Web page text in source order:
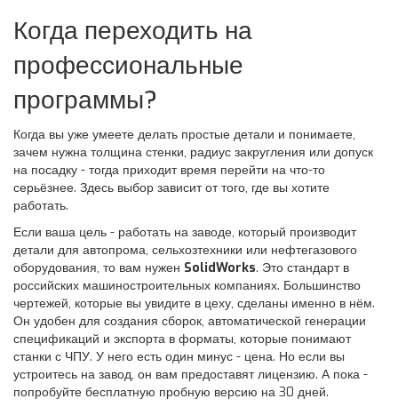
Когда переходить на
профессиональные
программы?
Когда вы уже умеете делать простые детали и понимаете,
зачем нужна толщина стенки, радиус закругления или допуск
на посадку - тогда приходит время перейти на что-то
серьёзнее. Здесь выбор зависит от того, где вы хотите
работать.
Если ваша цель - работать на заводе, который производит
детали для автопрома, сельхозтехники или нефтегазового
оборудования, то вам нужен SolidWorks. Это стандарт в
российских машиностроительных компаниях. Большинство
чертежей, которые вы увидите в цеху, сделаны именно в нём.
Он удобен для создания сборок, автоматической генерации
спецификаций и экспорта в форматы, которые понимают
станки с ЧПУ. У него есть один минус - цена. Но если вы
устроитесь на завод, он вам предоставят лицензию. А пока -
попробуйте бесплатную пробную версию на 30 дней.